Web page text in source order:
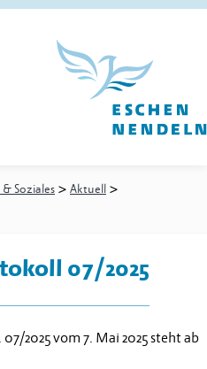
Soziales > Aktuell >
07/2025
2025 vom 7. Mai 2025 steht ab